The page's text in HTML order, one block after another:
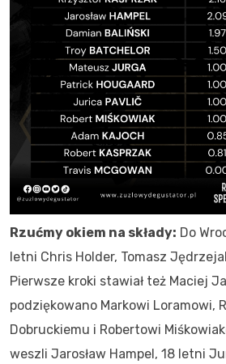
Rzućmy okiem na składy: Do
letni Chris Holder, Tomasz
Pierwsze kroki stawiał też Maciej
podziękowano Markowi Loramowi,
Dobruckiemu i Robertowi
weszli Jarosław Hampel, 18 letni